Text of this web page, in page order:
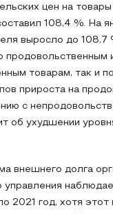
цен на товары
108,4 %. На
выросло до 108,7
продовольственным
товарам, так и
прироста на
с
об ухудшении
внешнего долга
управления
2021 год, хотя этот